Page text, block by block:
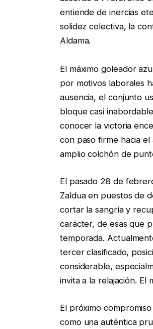
entiende de inercias
solidez colectiva, la
Aldama.
El máximo goleador
por motivos laborales
ausencia, el conjunto
bloque casi
conocer la victoria
con paso firme hacia
amplio colchón de
El pasado 28 de
Zaldua en puestos de
cortar la sangría y
carácter, de esas que
temporada.
tercer clasificado,
considerable,
invita a la relajación.
El próximo
como una auténtica